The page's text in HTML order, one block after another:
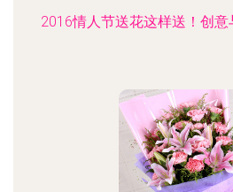
2016情人节送花这样送！创